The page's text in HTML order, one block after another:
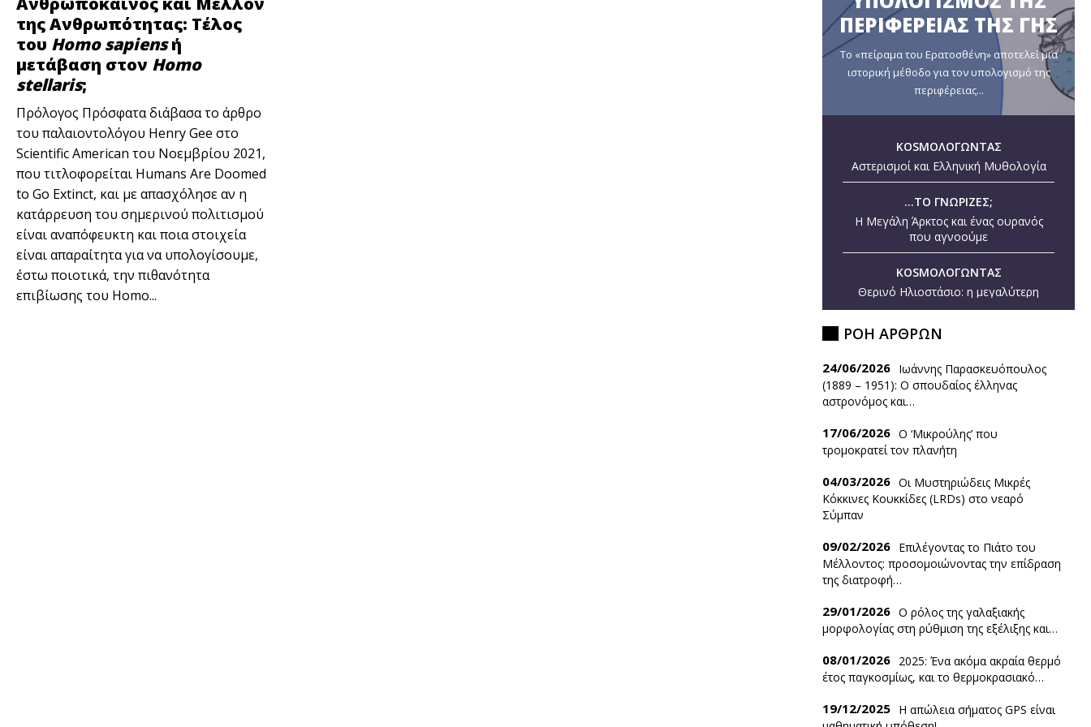
της Ανθρωπότητας: Τέλος
του Homo sapiensή
μετάβαση στον Homo
stellaris;
Πρόλογος Πρόσφατα διάβασα το άρθρο
του παλαιοντολόγου Henry Gee στο
Scientific American του Νοεμβρίου 2021,
που τιτλοφορείται Humans Are Doomed
to Go Extinct, και με απασχόλησε αν η
κατάρρευση του σημερινού πολιτισμού
είναι αναπόφευκτη και ποια στοιχεία
είναι απαραίτητα για να υπολογίσουμε,
έστω ποιοτικά, την πιθανότητα
επιβίωσης του Homo...
ΠΕΡΙΦΕΡΕΙΑΣ ΤΗΣ ΓΗΣ
Το «πείραμα του Ερατοσθένη» αποτελεί μια
ιστορική μέθοδο για τον υπολογισμό της
περιφέρειας...
KOSMOΛΟΓΩΝΤΑΣ
Αστερισμοί και Ελληνική Μυθολογία
...ΤΟ ΓΝΩΡΙΖΕΣ;
Η Μεγάλη Άρκτος και ένας ουρανός
που αγνοούμε
KOSMOΛΟΓΩΝΤΑΣ
Θερινό Ηλιοστάσιο: η μεγαλύτερη
ημέρα του έτους
ΡΟΗ ΑΡΘΡΩΝ
24/06/2026 Ιωάννης Παρασκευόπουλος
(1889 – 1951): O σπουδαίος έλληνας
αστρονόμος και…
17/06/2026 Ο ‘Mικρούλης’ που
τρομοκρατεί τον πλανήτη
04/03/2026 Οι Μυστηριώδεις Μικρές
Κόκκινες Κουκκίδες (LRDs) στο νεαρό
Σύμπαν
09/02/2026 Επιλέγοντας το Πιάτο του
Μέλλοντος: προσομοιώνοντας την επίδραση
της διατροφή…
29/01/2026 Ο ρόλος της γαλαξιακής
μορφολογίας στη ρύθμιση της εξέλιξης και…
08/01/2026 2025: Ένα ακόμα ακραία θερμό
έτος παγκοσμίως, και το θερμοκρασιακό…
19/12/2025 Η απώλεια σήματος GPS είναι